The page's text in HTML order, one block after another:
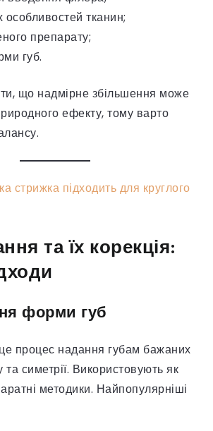
особливостей тканин;
препарату;
губ.
що надмірне збільшення може
ефекту, тому варто
стрижка підходить для круглого
та їх корекція:
форми губ
процес надання губам бажаних
та симетрії. Використовують як
методики. Найпопулярніші